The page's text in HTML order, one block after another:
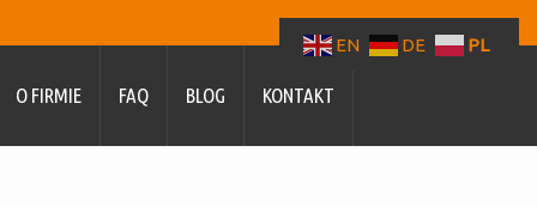
O FIRMIE FAQ BLOG KONTAKT
EN DE PL